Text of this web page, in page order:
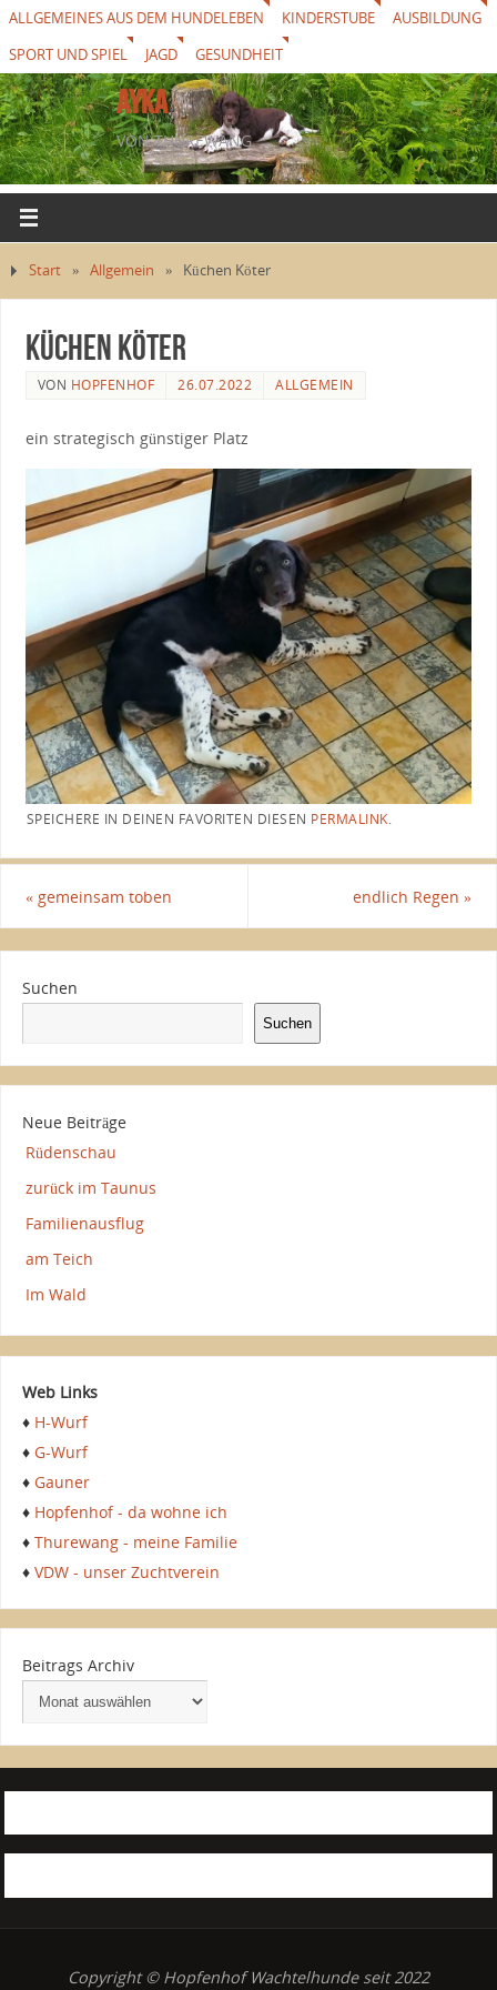
ALLGEMEINES AUS DEM HUNDELEBEN KINDERSTUBE
AUSBILDUNG
SPORT UND SPIEL
JAGD GESUNDHEIT
AYKA
VON THUREWANG
Start » Allgemein » Küchen Köter
Küchen Köter
VON HOPFENHOF 26.07.2022 ALLGEMEIN
ein strategisch günstiger Platz
SPEICHERE IN DEINEN FAVORITEN DIESEN PERMALINK.
«gemeinsam toben endlich Regen»
Suchen
Suchen
Neue Beiträge
Rüdenschau
zurück im Taunus
Familienausflug
am Teich
Im Wald
Web Links
♦ H-Wurf
♦ G-Wurf
♦ Gauner
♦ Hopfenhof - da wohne ich
♦ Thurewang - meine Familie
♦ VDW - unser Zuchtverein
Beitrags Archiv
Copyright © Hopfenhof Wachtelhunde seit 2022